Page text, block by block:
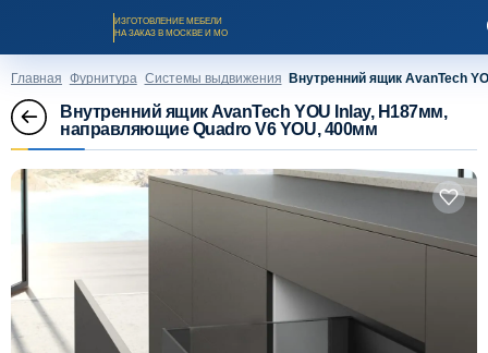
ИЗГОТОВЛЕНИЕ МЕБЕЛИ
НА ЗАКАЗ В МОСКВЕ И МО
Каталог мебели на заказ
О компании
Главная Фурнитура Системы выдвижения Внутренний ящик AvanTech
Внутренний ящик AvanTech YOU Inlay, H187мм,
направляющие Quadro V6 YOU, 400мм